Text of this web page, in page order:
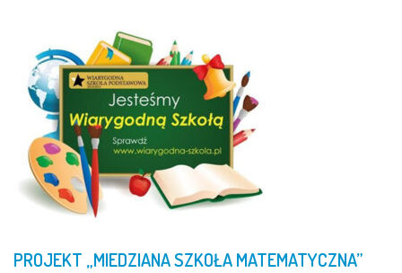
PROJEKT „MIEDZIANASZKOŁAMATEMATYCZNA”